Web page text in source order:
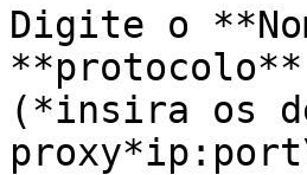
Digite o
**protocolo**
(*insira os